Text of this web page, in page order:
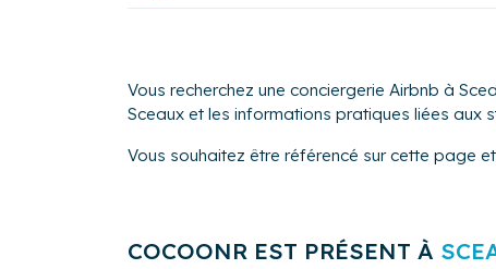
Vous recherchez une conciergerie Airbnb à
Sceaux et les informations pratiques liées aux
Vous souhaitez être référencé sur cette page
COCOONR EST PRÉSENT À